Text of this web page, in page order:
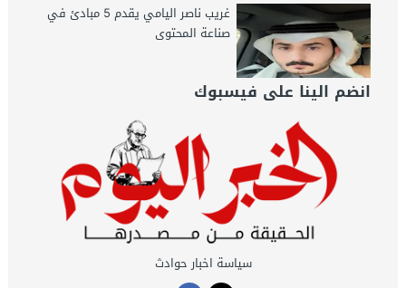
غريب ناصر اليامي يقدم 5 مبادئ في
صناعة المحتوى
انضم الينا على فيسبوك
سياسة اخبار حوادث